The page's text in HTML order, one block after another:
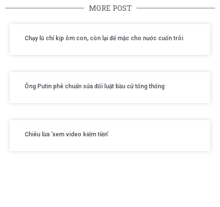
MORE POST
Chạy lũ chỉ kịp ôm con, còn lại để mặc cho nước cuốn trôi
Ông Putin phê chuẩn sửa đổi luật bầu cử tổng thống
Chiêu lừa ‘xem video kiếm tiền’